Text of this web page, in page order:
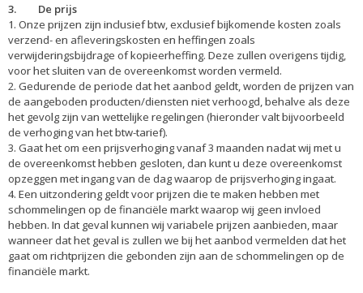
3. De prijs
1. Onze prijzen zijn inclusief btw, exclusief bijkomende kosten zoals
verzend- en afleveringskosten en heffingen zoals
verwijderingsbijdrage of kopieerheffing. Deze zullen overigens tijdig,
voor het sluiten van de overeenkomst worden vermeld.
2. Gedurende de periode dat het aanbod geldt, worden de prijzen van
de aangeboden producten/diensten niet verhoogd, behalve als deze
het gevolg zijn van wettelijke regelingen (hieronder valt bijvoorbeeld
de verhoging van het btw-tarief).
3. Gaat het om een prijsverhoging vanaf 3 maanden nadat wij met u
de overeenkomst hebben gesloten, dan kunt u deze overeenkomst
opzeggen met ingang van de dag waarop de prijsverhoging ingaat.
4. Een uitzondering geldt voor prijzen die te maken hebben met
schommelingen op de financiële markt waarop wij geen invloed
hebben. In dat geval kunnen wij variabele prijzen aanbieden, maar
wanneer dat het geval is zullen we bij het aanbod vermelden dat het
gaat om richtprijzen die gebonden zijn aan de schommelingen op de
financiële markt.